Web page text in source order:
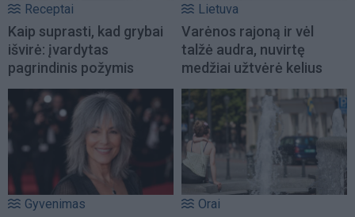
Receptai
Kaip suprasti, kad grybai
išvirė: įvardytas
pagrindinis požymis
Lietuva
Varėnos rajoną ir vėl
talžė audra, nuvirtę
medžiai užtvėrė kelius
Gyvenimas Orai